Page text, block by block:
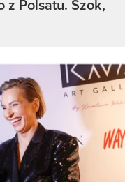
Polsatu. Szok,